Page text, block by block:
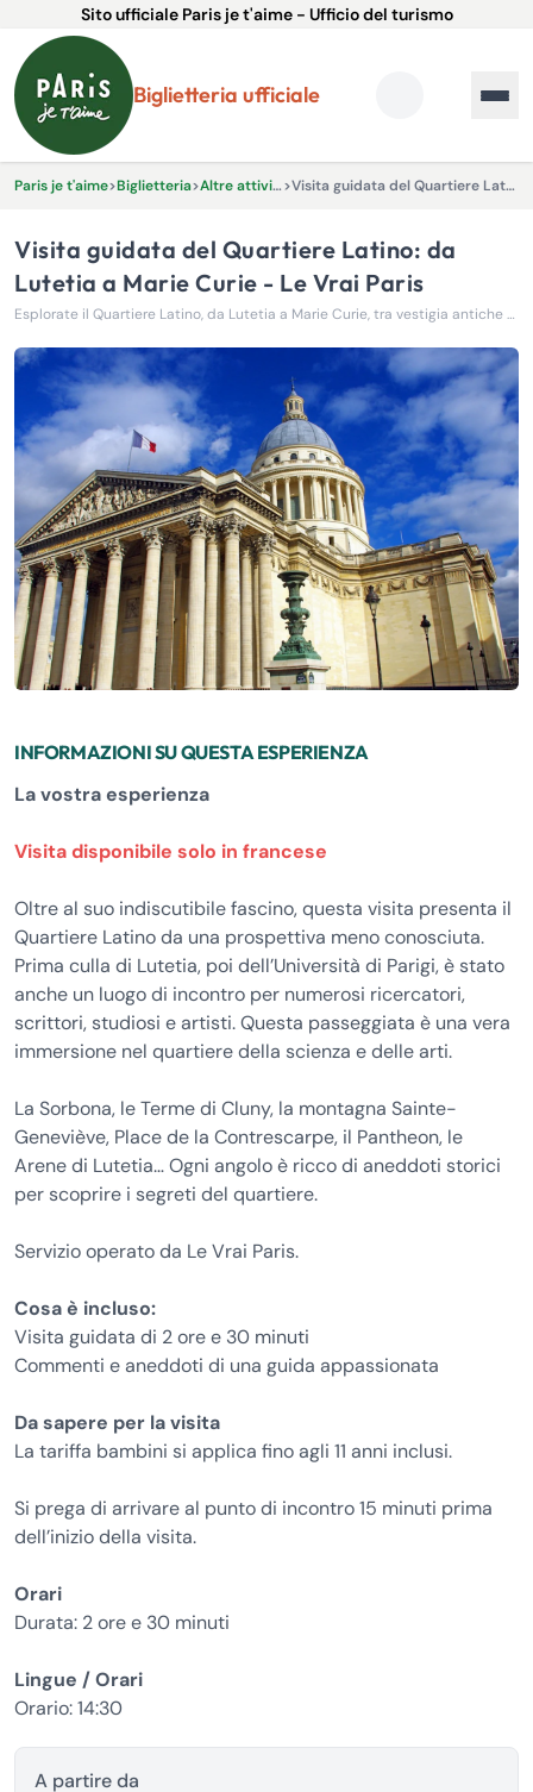
Sito ufficiale Paris je t'aime - Ufficio del turismo
Biglietteria ufficiale
Paris je t'aime>Biglietteria> Altre attività ed esperienze> Visita guidata del Quartiere Latino: da Lutetia a Marie Curie - Le Vrai Paris
Visita guidata del Quartiere Latino: da
Lutetia a Marie Curie - Le Vrai Paris
Esplorate il Quartiere Latino, da Lutetia a Marie Curie, tra vestigia antiche e grandi figure della storia!
INFORMAZIONI SU QUESTA ESPERIENZA
La vostra esperienza
Visita disponibile solo in francese
Oltre al suo indiscutibile fascino, questa visita presenta il
Quartiere Latino da una prospettiva meno conosciuta.
Prima culla di Lutetia, poi dell’Università di Parigi, è stato
anche un luogo di incontro per numerosi ricercatori,
scrittori, studiosi e artisti. Questa passeggiata è una vera
immersione nel quartiere della scienza e delle arti.
La Sorbona, le Terme di Cluny, la montagna Sainte-
Geneviève, Place de la Contrescarpe, il Pantheon, le
Arene di Lutetia… Ogni angolo è ricco di aneddoti storici
per scoprire i segreti del quartiere.
Servizio operato da Le Vrai Paris.
Cosa è incluso:
Visita guidata di 2 ore e 30 minuti
Commenti e aneddoti di una guida appassionata
Da sapere per la visita
La tariffa bambini si applica fino agli 11 anni inclusi.
Si prega di arrivare al punto di incontro 15 minuti prima
dell’inizio della visita.
Orari
Durata: 2 ore e 30 minuti
Lingue / Orari
Orario: 14:30
A partire da